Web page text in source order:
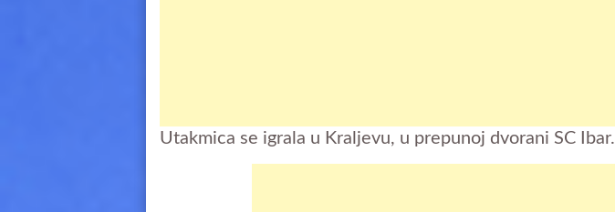
Utakmica se igrala u Kraljevu, u prepunoj dvorani SC Ibar.